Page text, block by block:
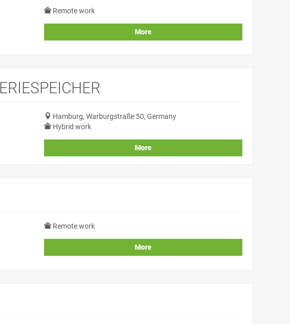
Remote work
More
Hamburg, Warburgstraße 50, Germany
Hybrid work
More
Remote work
More